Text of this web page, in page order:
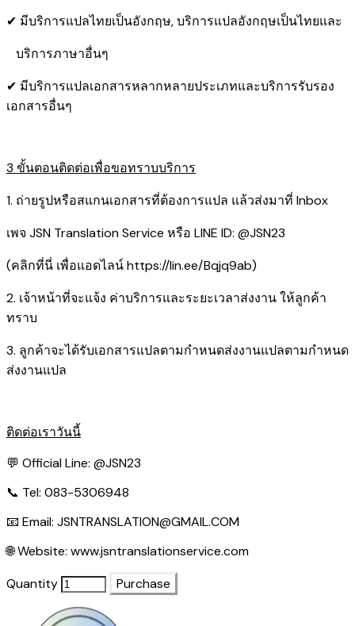
✔ มีบริการแปลไทยเป็นอังกฤษ, บริการแปลอังกฤษเป็นไทยและ
บริการภาษาอื่นๆ
✔ มีบริการแปลเอกสารหลากหลายประเภทและบริการรับรอง​
เอกสารอื่นๆ
3 ขั้นตอนติดต่อเพื่อขอทราบบริการ
1. ถ่ายรูปหรือสแกนเอกสารที่ต้องการแปล แล้วส่งมาที่ Inbox
เพจ JSN Translation Service หรือ LINE ID: @JSN23
(คลิกที่นี่ เพื่อแอดไลน์https://lin.ee/Bqjq9ab)
2. เจ้าหน้าที่จะแจ้ง ค่าบริการและระยะเวลาส่งงาน ให้ลูกค้า
ทราบ
3. ลูกค้าจะได้รับเอกสารแปลตามกำหนดส่งงานแปลตามกำหนด
ส่งงานแปล
ติดต่อเราวันนี้
💬 Official Line: @JSN23
📞 Tel: 083-5306948
📧 Email: JSNTRANSLATION@GMAIL.COM
🌐 Website: www.jsntranslationservice.com
Quantity
Purchase